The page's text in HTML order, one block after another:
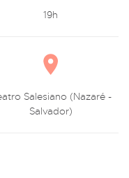
19h
Salesiano (Nazaré -
Salvador)